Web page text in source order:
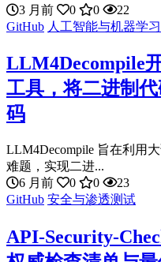
3 月前
0 0
22
GitHub 人工智能与机器学习
LLM4Decompile
工具，将二进制
码
LLM4Decompile 旨在利用
难题，实现二进...
6 月前
0 0
23
GitHub 安全与渗透测试
API-Security-